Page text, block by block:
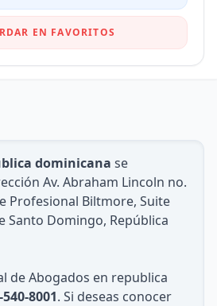
EN FAVORITOS
dominicana se
Av. Abraham Lincoln no.
Profesional Biltmore, Suite
Santo Domingo, República
de Abogados en republica
8001. Si deseas conocer